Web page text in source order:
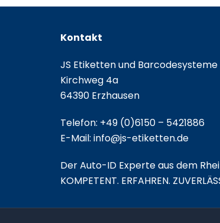
Kontakt
JS Etiketten und Barcodesysteme
Kirchweg 4a
64390 Erzhausen
Telefon: +49 (0)6150 – 5421886
E-Mail: info@js-etiketten.de
Der Auto-ID Experte aus dem
KOMPETENT. ERFAHREN.